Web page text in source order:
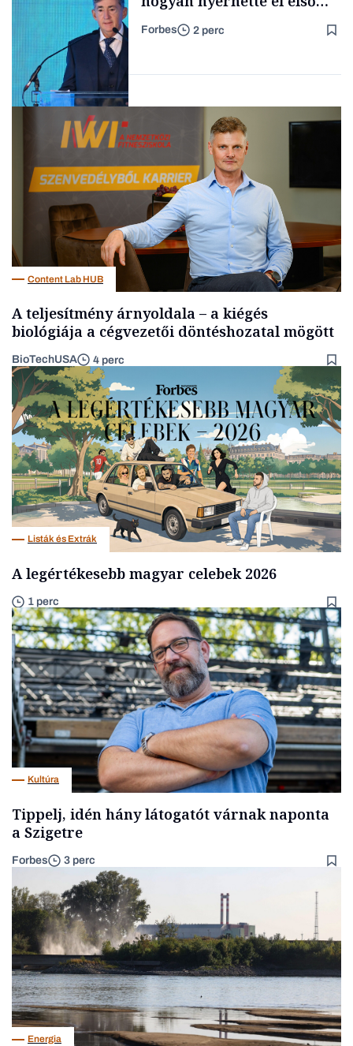
Forbes-sztori
Elszámoltatás
tenderét Mészárosék cége a
Tisza-kormány alatt
Forbes 2 perc
Content Lab HUB
A teljesítmény árnyoldala – a kiégés
biológiája a cégvezetői döntéshozatal mögött
BioTechUSA 4 perc
Listák és Extrák
A legértékesebb magyar celebek 2026
1 perc
Kultúra
Tippelj, idén hány látogatót várnak naponta
a Szigetre
Forbes 3 perc
Energia